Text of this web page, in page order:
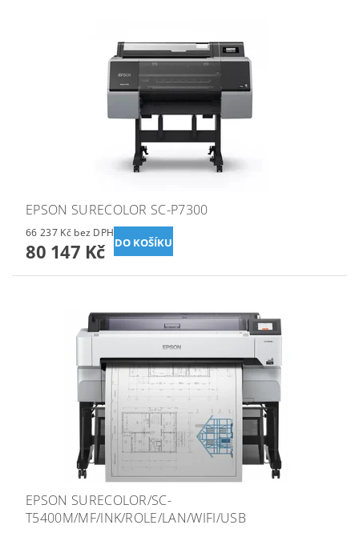
EPSON SURECOLOR SC-P7300
66 237 Kč bez DPH
80 147 Kč
EPSON SURECOLOR/SC-
T5400M/MF/INK/ROLE/LAN/WIFI/USB